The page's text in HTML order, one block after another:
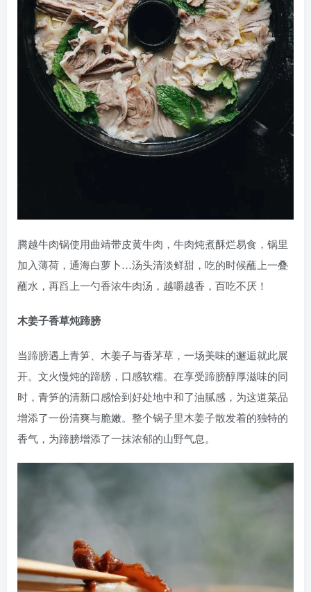
腾越牛肉锅使用曲靖带皮黄牛肉，牛肉炖煮酥烂易食，锅里
加入薄荷，通海白萝卜…汤头清淡鲜甜，吃的时候蘸上一叠
蘸水，再舀上一勺香浓牛肉汤，越嚼越香，百吃不厌！
木姜子香草炖蹄膀
当蹄膀遇上青笋、木姜子与香茅草，一场美味的邂逅就此展
开。文火慢炖的蹄膀，口感软糯。在享受蹄膀醇厚滋味的同
时，青笋的清新口感恰到好处地中和了油腻感，为这道菜品
增添了一份清爽与脆嫩。整个锅子里木姜子散发着的独特的
香气，为蹄膀增添了一抹浓郁的山野气息。